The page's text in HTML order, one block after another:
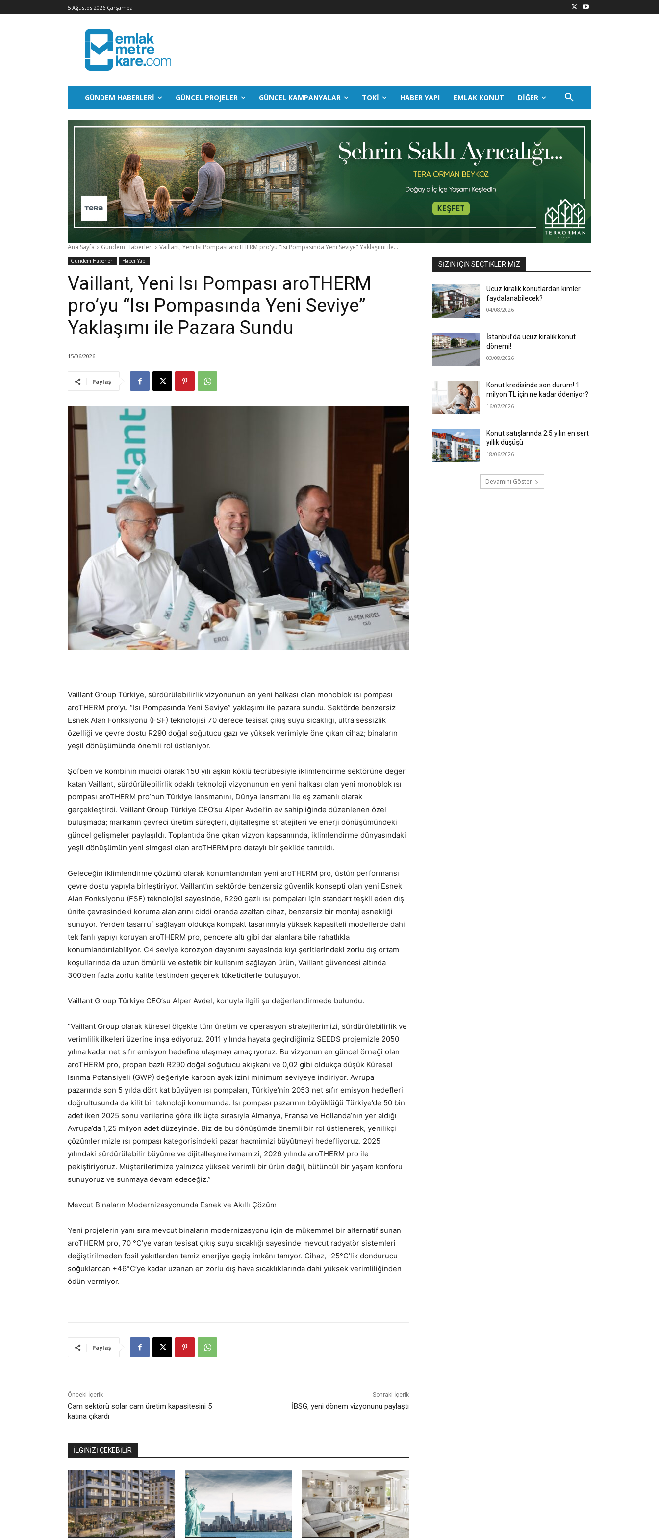
5 Ağustos 2026 Çarşamba
GÜNDEM HABERLERI GÜNCEL PROJELER GÜNCEL KAMPANYALAR TOKİ HABER YAPI EMLAK KONUT DIĞER
Ana Sayfa Gündem Haberleri Vaillant, Yeni Isı Pompası aroTHERM pro'yu "Isı Pompasında Yeni Seviye" Yaklaşımı ile...
Gündem Haberleri Haber Yapı
Vaillant, Yeni Isı Pompası aroTHERM
pro’yu “Isı Pompasında Yeni Seviye”
Yaklaşımı ile Pazara Sundu
15/06/2026
Paylaş
Vaillant Group Türkiye, sürdürülebilirlik vizyonunun en yeni halkası olan monoblok ısı pompası
aroTHERM pro’yu “Isı Pompasında Yeni Seviye” yaklaşımı ile pazara sundu. Sektörde benzersiz
Esnek Alan Fonksiyonu (FSF) teknolojisi 70 derece tesisat çıkış suyu sıcaklığı, ultra sessizlik
özelliği ve çevre dostu R290 doğal soğutucu gazı ve yüksek verimiyle öne çıkan cihaz; binaların
yeşil dönüşümünde önemli rol üstleniyor.
Şofben ve kombinin mucidi olarak 150 yılı aşkın köklü tecrübesiyle iklimlendirme sektörüne değer
katan Vaillant, sürdürülebilirlik odaklı teknoloji vizyonunun en yeni halkası olan yeni monoblok ısı
pompası aroTHERM pro’nun Türkiye lansmanını, Dünya lansmanı ile eş zamanlı olarak
gerçekleştirdi. Vaillant Group Türkiye CEO’su Alper Avdel’in ev sahipliğinde düzenlenen özel
buluşmada; markanın çevreci üretim süreçleri, dijitalleşme stratejileri ve enerji dönüşümündeki
güncel gelişmeler paylaşıldı. Toplantıda öne çıkan vizyon kapsamında, iklimlendirme dünyasındaki
yeşil dönüşümün yeni simgesi olan aroTHERM pro detaylı bir şekilde tanıtıldı.
Geleceğin iklimlendirme çözümü olarak konumlandırılan yeni aroTHERM pro, üstün performansı
çevre dostu yapıyla birleştiriyor. Vaillant’ın sektörde benzersiz güvenlik konsepti olan yeni Esnek
Alan Fonksiyonu (FSF) teknolojisi sayesinde, R290 gazlı ısı pompaları için standart teşkil eden dış
ünite çevresindeki koruma alanlarını ciddi oranda azaltan cihaz, benzersiz bir montaj esnekliği
sunuyor. Yerden tasarruf sağlayan oldukça kompakt tasarımıyla yüksek kapasiteli modellerde dahi
tek fanlı yapıyı koruyan aroTHERM pro, pencere altı gibi dar alanlara bile rahatlıkla
konumlandırılabiliyor. C4 seviye korozyon dayanımı sayesinde kıyı şeritlerindeki zorlu dış ortam
koşullarında da uzun ömürlü ve estetik bir kullanım sağlayan ürün, Vaillant güvencesi altında
300’den fazla zorlu kalite testinden geçerek tüketicilerle buluşuyor.
Vaillant Group Türkiye CEO’su Alper Avdel, konuyla ilgili şu değerlendirmede bulundu:
“Vaillant Group olarak küresel ölçekte tüm üretim ve operasyon stratejilerimizi, sürdürülebilirlik ve
verimlilik ilkeleri üzerine inşa ediyoruz. 2011 yılında hayata geçirdiğimiz SEEDS projemizle 2050
yılına kadar net sıfır emisyon hedefine ulaşmayı amaçlıyoruz. Bu vizyonun en güncel örneği olan
aroTHERM pro, propan bazlı R290 doğal soğutucu akışkanı ve 0,02 gibi oldukça düşük Küresel
Isınma Potansiyeli (GWP) değeriyle karbon ayak izini minimum seviyeye indiriyor. Avrupa
pazarında son 5 yılda dört kat büyüyen ısı pompaları, Türkiye’nin 2053 net sıfır emisyon hedefleri
doğrultusunda da kilit bir teknoloji konumunda. Isı pompası pazarının büyüklüğü Türkiye’de 50 bin
adet iken 2025 sonu verilerine göre ilk üçte sırasıyla Almanya, Fransa ve Hollanda’nın yer aldığı
Avrupa’da 1,25 milyon adet düzeyinde. Biz de bu dönüşümde önemli bir rol üstlenerek, yenilikçi
çözümlerimizle ısı pompası kategorisindeki pazar hacmimizi büyütmeyi hedefliyoruz. 2025
yılındaki sürdürülebilir büyüme ve dijitalleşme ivmemizi, 2026 yılında aroTHERM pro ile
pekiştiriyoruz. Müşterilerimize yalnızca yüksek verimli bir ürün değil, bütüncül bir yaşam konforu
sunuyoruz ve sunmaya devam edeceğiz.”
Mevcut Binaların Modernizasyonunda Esnek ve Akıllı Çözüm
Yeni projelerin yanı sıra mevcut binaların modernizasyonu için de mükemmel bir alternatif sunan
aroTHERM pro, 70 °C’ye varan tesisat çıkış suyu sıcaklığı sayesinde mevcut radyatör sistemleri
değiştirilmeden fosil yakıtlardan temiz enerjiye geçiş imkânı tanıyor. Cihaz, -25°C’lik dondurucu
soğuklardan +46°C’ye kadar uzanan en zorlu dış hava sıcaklıklarında dahi yüksek verimliliğinden
ödün vermiyor.
Paylaş
Önceki İçerik
Cam sektörü solar cam üretim kapasitesini 5
katına çıkardı
Sonraki İçerik
İBSG, yeni dönem vizyonunu paylaştı
İLGİNİZİ ÇEKEBİLİR
SIZIN İÇIN SEÇTIKLERIMIZ
Ucuz kiralık konutlardan kimler
faydalanabilecek?
04/08/2026
İstanbul’da ucuz kiralık konut
dönemi!
03/08/2026
Konut kredisinde son durum! 1
milyon TL için ne kadar ödeniyor?
16/07/2026
Konut satışlarında 2,5 yılın en sert
yıllık düşüşü
18/06/2026
Devamını Göster